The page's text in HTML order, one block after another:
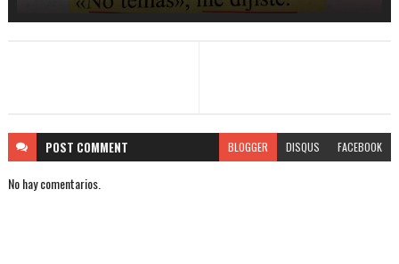
POST COMMENT BLOGGER DISQUS FACEBOOK
No hay comentarios.